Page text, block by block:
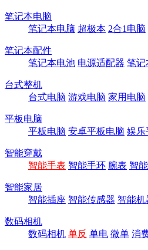
笔记本电脑
笔记本电脑 超极本 2合1电脑
笔记本配件
笔记本电池 电源适配器 笔记
台式整机
台式电脑 游戏电脑 家用电脑
平板电脑
平板电脑 安卓平板电脑 娱乐
智能穿戴
智能手表 智能手环 腕表 智
智能家居
智能插座 智能传感器 智能机
数码相机
数码相机 单反 单电 微单 消